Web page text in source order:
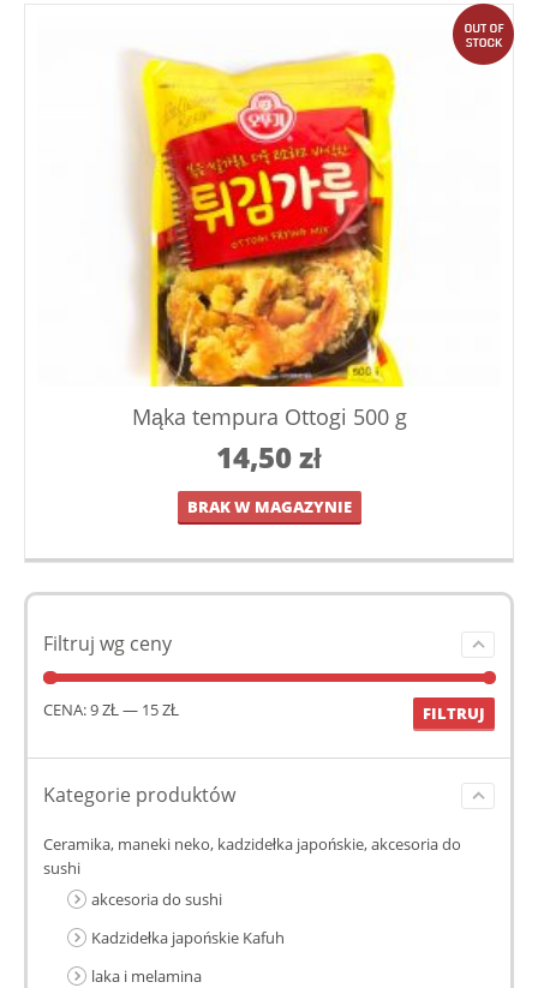
Mąka tempura Ottogi 500 g
14,50zł
BRAK W MAGAZYNIE
Filtruj wg ceny
FILTRUJ
CENA:9 ZŁ— 15 ZŁ
Kategorie produktów
Ceramika, maneki neko, kadzidełka japońskie, akcesoria do
sushi
akcesoria do sushi
Kadzidełka japońskie Kafuh
laka i melamina